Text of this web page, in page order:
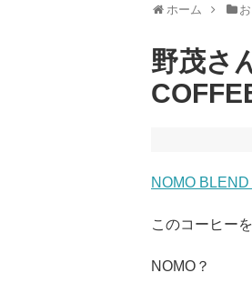
ホーム
野茂さ
NOMO
このコーヒー
NOMO？